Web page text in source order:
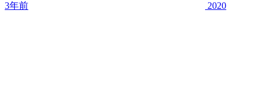
3年前 2020